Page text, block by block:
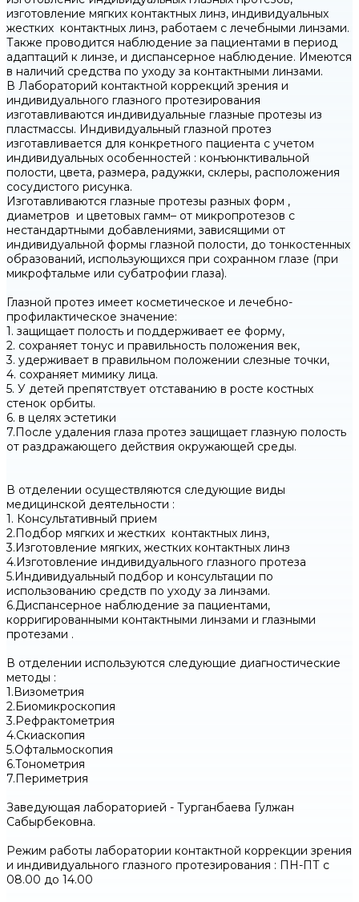
изготовление мягких контактных линз, индивидуальных
жестких контактных линз, работаем с лечебными линзами.
Также проводится наблюдение за пациентами в период
адаптаций к линзе, и диспансерное наблюдение. Имеются
в наличий средства по уходу за контактными линзами.
В Лабораторий контактной коррекций зрения и
индивидуального глазного протезирования
изготавливаются индивидуальные глазные протезы из
пластмассы. Индивидуальный глазной протез
изготавливается для конкретного пациента с учетом
индивидуальных особенностей : конъюнктивальной
полости, цвета, размера, радужки, склеры, расположения
сосудистого рисунка.
Изготавливаются глазные протезы разных форм ,
диаметров и цветовых гамм– от микропротезов с
нестандартными добавлениями, зависящими от
индивидуальной формы глазной полости, до тонкостенных
образований, использующихся при сохранном глазе (при
микрофтальме или субатрофии глаза).
Глазной протез имеет косметическое и лечебно-
профилактическое значение:
1. защищает полость и поддерживает ее форму,
2. сохраняет тонус и правильность положения век,
3. удерживает в правильном положении слезные точки,
4. сохраняет мимику лица.
5. У детей препятствует отставанию в росте костных
стенок орбиты.
6. в целях эстетики
7.После удаления глаза протез защищает глазную полость
от раздражающего действия окружающей среды.
В отделении осуществляются следующие виды
медицинской деятельности :
1. Консультативный прием
2.Подбор мягких и жестких контактных линз,
3.Изготовление мягких, жестких контактных линз
4.Изготовление индивидуального глазного протеза
5.Индивидуальный подбор и консультации по
использованию средств по уходу за линзами.
6.Диспансерное наблюдение за пациентами,
корригированными контактными линзами и глазными
протезами .
В отделении используются следующие диагностические
методы :
1.Визометрия
2.Биомикроскопия
3.Рефрактометрия
4.Скиаскопия
5.Офтальмоскопия
6.Тонометрия
7.Периметрия
Заведующая лабораторией - Турганбаева Гулжан
Сабырбековна.
Режим работы лаборатории контактной коррекции зрения
и индивидуального глазного протезирования : ПН-ПТ c
08.00 до 14.00